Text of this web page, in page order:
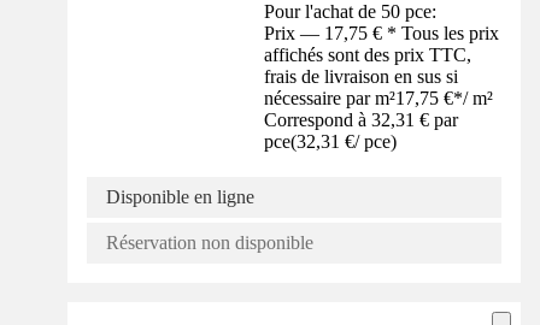
Pour l'achat de 50 pce:
Prix — 17,75 € * Tous les prix
affichés sont des prix TTC,
frais de livraison en sus si
nécessaire par m²17,75 €*/ m²
Correspond à 32,31 € par
pce(32,31 €/ pce)
Disponible en ligne
Réservation non disponible